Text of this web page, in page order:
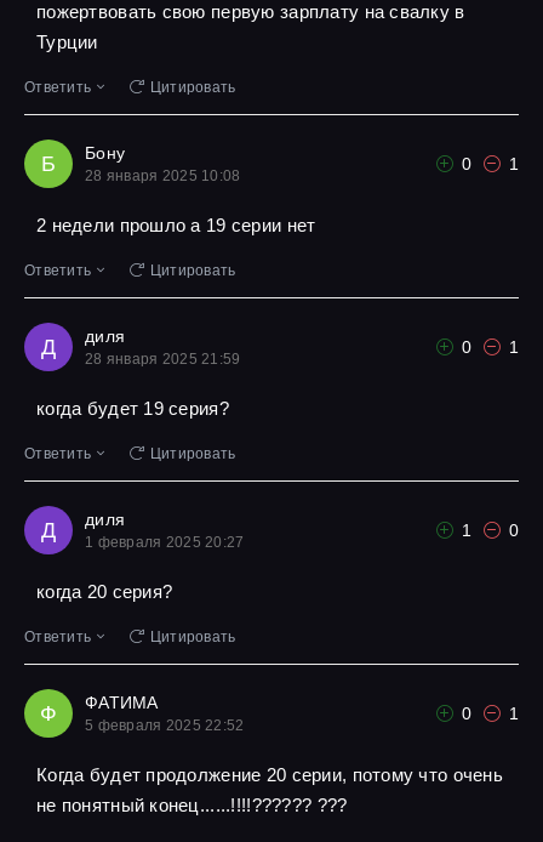
пожертвовать свою первую зарплату на свалку в
Турции
Ответить Цитировать
Б Бону
28 января 2025 10:08
0 1
2 недели прошло а 19 серии нет
Ответить Цитировать
Д диля
28 января 2025 21:59
0 1
когда будет 19 серия?
Ответить Цитировать
Д диля
1 февраля 2025 20:27
1 0
когда 20 серия?
Ответить Цитировать
Ф ФАТИМА
5 февраля 2025 22:52
0 1
Когда будет продолжение 20 серии, потому что очень
не понятный конец......!!!!?????? ???